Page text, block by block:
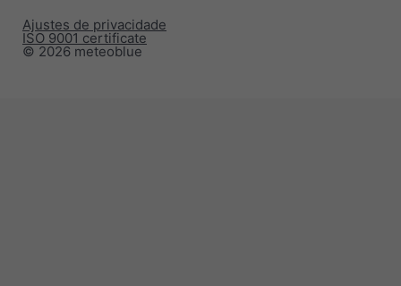
© 2026 meteoblue
ISO 9001 certificate
Ajustes de privacidade